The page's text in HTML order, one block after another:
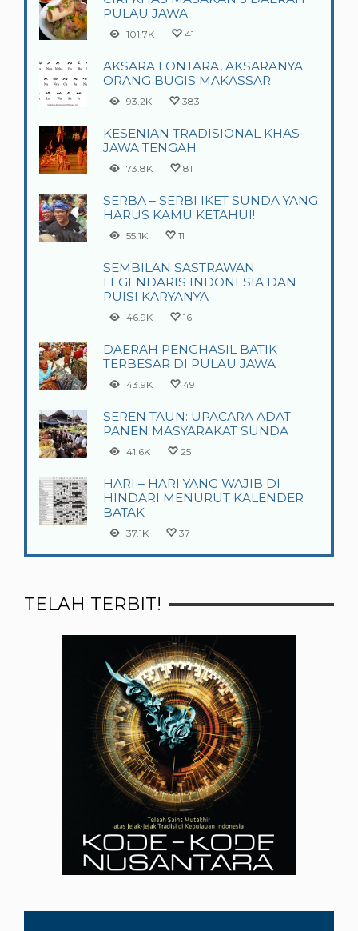
PULAU JAWA
101.7K 41
AKSARA LONTARA, AKSARANYA
ORANG BUGIS MAKASSAR
93.2K 383
KESENIAN TRADISIONAL KHAS
JAWA TENGAH
73.8K 81
SERBA – SERBI IKET SUNDA YANG
HARUS KAMU KETAHUI!
55.1K 11
SEMBILAN SASTRAWAN
LEGENDARIS INDONESIA DAN
PUISI KARYANYA
46.9K 16
DAERAH PENGHASIL BATIK
TERBESAR DI PULAU JAWA
43.9K 49
SEREN TAUN: UPACARA ADAT
PANEN MASYARAKAT SUNDA
41.6K 25
HARI – HARI YANG WAJIB DI
HINDARI MENURUT KALENDER
BATAK
37.1K 37
TELAH TERBIT!